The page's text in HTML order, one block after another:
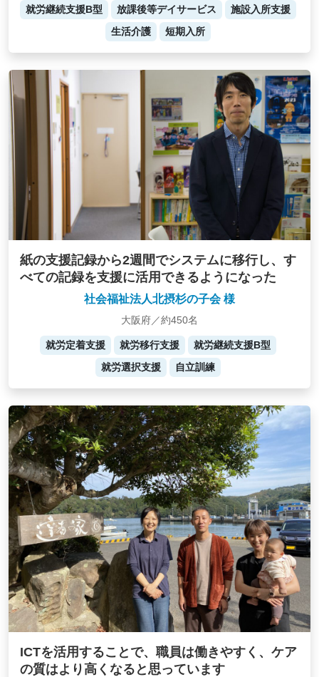
就労継続支援B型 放課後等デイサービス
施設入所支援
生活介護
短期入所
紙の支援記録から2週間でシステムに移行し、す
べての記録を支援に活用できるようになった
社会福祉法人北摂杉の子会 様
大阪府／約450名
就労定着支援 就労移行支援
就労継続支援B型
就労選択支援
自立訓練
ICTを活用することで、職員は働きやすく、ケア
の質はより高くなると思っています